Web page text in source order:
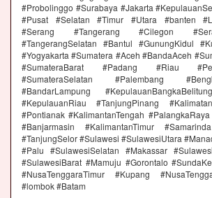
#Probolinggo #Surabaya #Jakarta
#Pusat #Selatan #Timur #Utara #banten
#Serang #Tangerang #Cilegon
#TangerangSelatan #Bantul #GunungKidul
#Yogyakarta #Sumatera #Aceh #BandaAceh
#SumateraBarat #Padang #Riau
#SumateraSelatan #Palembang
#BandarLampung
#KepulauanRiau #TanjungPinang
#Pontianak #KalimantanTengah
#Banjarmasin #KalimantanTimur
#TanjungSelor #Sulawesi #SulawesiUtara
#Palu #SulawesiSelatan #Makassar
#SulawesiBarat #Mamuju #Gorontalo
#NusaTenggaraTimur #Kupang
#lombok #Batam